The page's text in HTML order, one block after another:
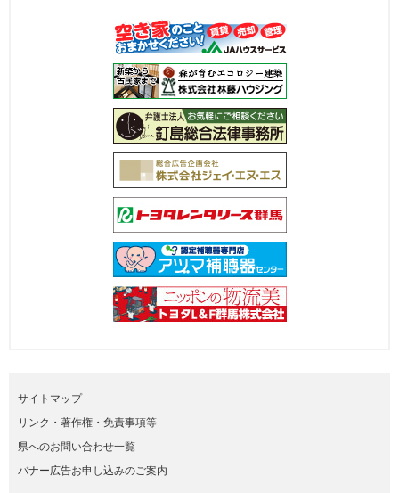
サイトマップ
リンク・著作権・免責事項等
県へのお問い合わせ一覧
バナー広告お申し込みのご案内